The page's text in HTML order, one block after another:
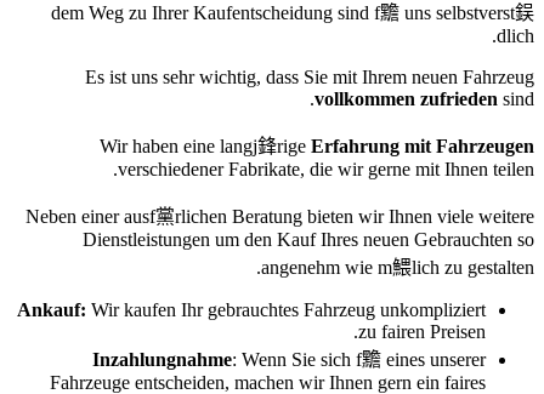
dem Weg zu Ihrer Kaufentscheidung sind f黵 uns selbstverst鋘
dlich.
Es ist uns sehr wichtig, dass Sie mit Ihrem neuen Fahrzeug
vollkommen zufrieden sind.
Wir haben eine langj鋒rige Erfahrung mit Fahrzeugen
verschiedener Fabrikate, die wir gerne mit Ihnen teilen.
Neben einer ausf黨rlichen Beratung bieten wir Ihnen viele weitere
Dienstleistungen um den Kauf Ihres neuen Gebrauchten so
angenehm wie m鰃lich zu gestalten.
Ankauf: Wir kaufen Ihr gebrauchtes Fahrzeug unkompliziert
zu fairen Preisen.
Inzahlungnahme: Wenn Sie sich f黵 eines unserer
Fahrzeuge entscheiden, machen wir Ihnen gern ein faires